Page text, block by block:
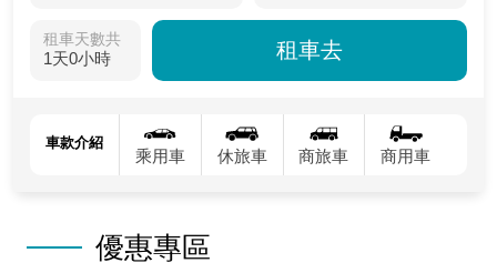
租車天數共
1天0小時 租車去
車款介紹
乘用車 休旅車 商旅車 商用車
優惠專區